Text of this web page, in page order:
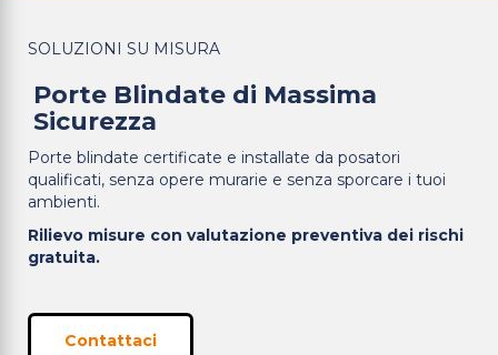
SOLUZIONI SU MISURA
Porte Blindate di Massima
Sicurezza
Porte blindate certificate e installate da posatori
qualificati, senza opere murarie e senza sporcare i tuoi
ambienti.
Rilievo misure con valutazione preventiva dei rischi
gratuita.
Contattaci